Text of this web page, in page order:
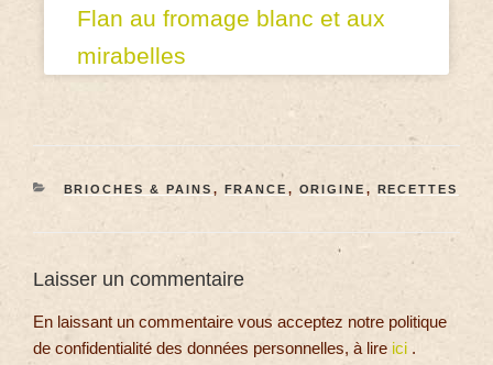
Flan au fromage blanc et aux
mirabelles
BRIOCHES & PAINS , FRANCE , ORIGINE , RECETTES
Laisser un commentaire
En laissant un commentaire vous acceptez notre politique
de confidentialité des données personnelles, à lire ici .